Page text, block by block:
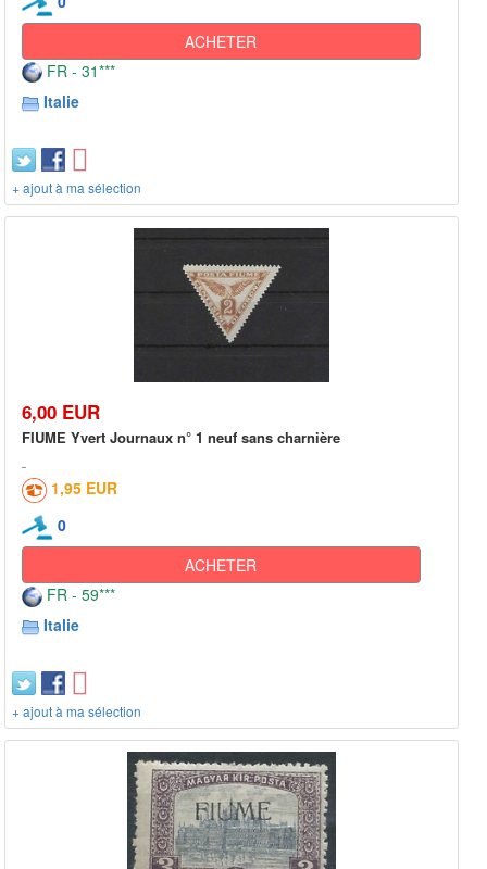
ACHETER
FR - 31***
Italie
+ ajout à ma sélection
6,00 EUR
FIUME Yvert Journaux n° 1 neuf sans charnière
1,95 EUR
0
ACHETER
FR - 59***
Italie
+ ajout à ma sélection